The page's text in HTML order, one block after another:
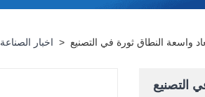
اخبار الصناعة > واسعة النطاق ثورة في التصنيع
التصنيع